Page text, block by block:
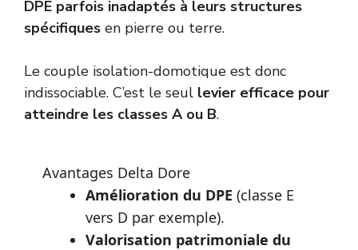
DPE parfois inadaptés à leurs structures
spécifiques en pierre ou terre.
Le couple isolation-domotique est donc
indissociable. C’est le seul levier efficace pour
atteindre les classes A ou B.
Avantages Delta Dore
Amélioration du DPE (classe E
vers D par exemple).
Valorisation patrimoniale du